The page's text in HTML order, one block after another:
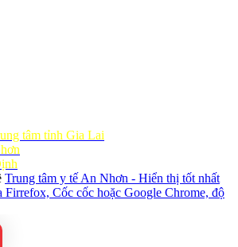
tâm tỉnh Gia Lai
Trung tâm y tế An Nhơn - Hiển thị tốt nhất
Cốc cốc hoặc Google Chrome, độ